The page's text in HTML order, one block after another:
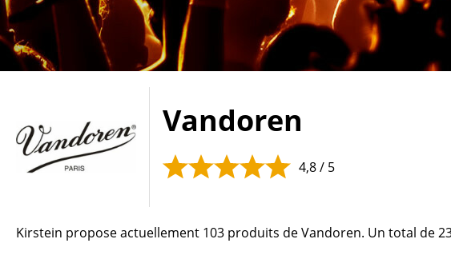
Vandoren
4,8 / 5
Kirstein propose actuellement 103 produits de Vandoren. Un total de